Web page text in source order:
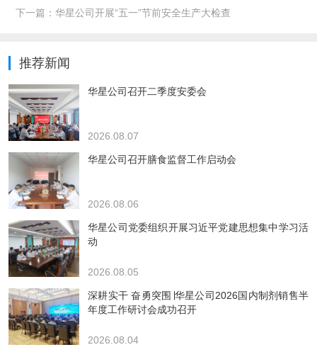
下一篇：华星公司开展“五一”节前安全生产大检查
推荐新闻
华星公司召开二季度安委会
2026.08.07
华星公司召开膳食监督工作启动会
2026.08.06
华星公司党委组织开展习近平党建思想集中学习活
动
2026.08.05
深耕实干 奋勇突围∣华星公司2026国内制剂销售半
年度工作研讨会成功召开
2026.08.04